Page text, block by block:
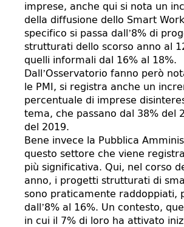
imprese, anche qui si nota un
della diffusione dello Smart
specifico si passa dall’8% di
strutturati dello scorso anno al
quelli informali dal 16% al 18%.
Dall’Osservatorio fanno però
le PMI, si registra anche un
percentuale di imprese
tema, che passano dal 38% del
del 2019.
Bene invece la Pubblica
questo settore che viene
più significativa. Qui, nel corso
anno, i progetti strutturati di
sono praticamente raddoppiati,
dall’8% al 16%. Un contesto,
in cui il 7% di loro ha attivato